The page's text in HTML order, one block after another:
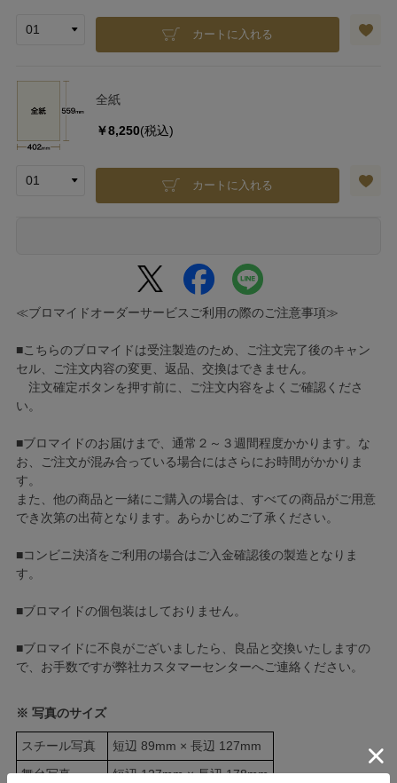
カートに入れる
全紙
￥8,250(税込)
カートに入れる
≪ブロマイドオーダーサービスご利用の際のご注意事項≫
■こちらのブロマイドは受注製造のため、ご注文完了後のキャン
セル、ご注文内容の変更、返品、交換はできません。
注文確定ボタンを押す前に、ご注文内容をよくご確認くださ
い。
■ブロマイドのお届けまで、通常２～３週間程度かかります。な
お、ご注文が混み合っている場合にはさらにお時間がかかりま
す。
また、他の商品と一緒にご購入の場合は、すべての商品がご用意
でき次第の出荷となります。あらかじめご了承ください。
■コンビニ決済をご利用の場合はご入金確認後の製造となりま
す。
■ブロマイドの個包装はしておりません。
■ブロマイドに不良がございましたら、良品と交換いたしますの
で、お手数ですが弊社カスタマーセンターへご連絡ください。
※ 写真のサイズ
スチール写真
短辺 89mm × 長辺 127mm
舞台写真
短辺 127mm × 長辺 178mm